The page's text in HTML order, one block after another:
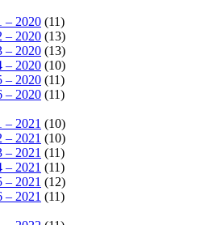
– 2020 (11)
– 2020 (13)
– 2020 (13)
– 2020 (10)
– 2020 (11)
– 2020 (11)
– 2021 (10)
– 2021 (10)
– 2021 (11)
– 2021 (11)
– 2021 (12)
– 2021 (11)